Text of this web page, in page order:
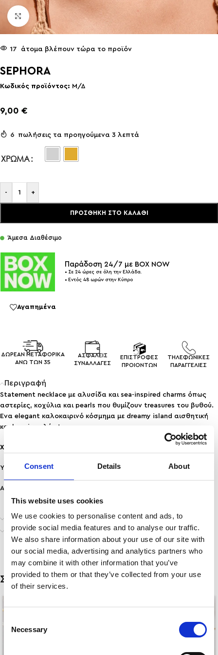
Consent Details About
This website uses cookies
We use cookies to personalise content and ads, to
provide social media features and to analyse our traffic.
We also share information about your use of our site with
our social media, advertising and analytics partners who
may combine it with other information that you’ve
provided to them or that they’ve collected from your use
of their services.
Selection
Necessary
Click to enlarge
17 άτομα βλέπουν τώρα το προϊόν
SEPHORA
Κωδικός προϊόντος: Μ/Δ
9,00 €
6 πωλήσεις τα προηγούμενα 3 λεπτά
ΧΡΏΜΑ
- +
ΠΡΟΣΘΉΚΗ ΣΤΟ ΚΑΛΆΘΙ
Άμεσα Διαθέσιμο
Παράδοση 24/7 με BOX NOW
• Σε 24 ώρες σε όλη την Ελλάδα.
• Εντός 48 ωρών στην Κύπρο
Αγαπημένα
ΔΩΡΕΑΝ ΜΕΤΑΦΟΡΙΚΑ
ΑΝΩ ΤΩΝ 35
ΑΣΦΑΛΕΙΣ
ΣΥΝΑΛΛΑΓEΣ
ΕΠΙΣΤΡΟΦΕΣ
ΠΡΟΙΟΝΤΩΝ
ΤΗΛΕΦΩΝΙΚΕΣ
ΠΑΡΑΓΓΕΛΙΕΣ
Περιγραφή
Statement necklace με αλυσίδα και sea-inspired charms όπως
αστερίες, κοχύλια και pearls που θυμίζουν treasures του βυθού.
Ένα elegant καλοκαιρινό κόσμημα με dreamy island αισθητική
και luxurious λάμψη.
Χαρακτηριστικά:
Υλικό: Ανοξείδωτο Ατσάλι
Ανθεκτικότητα: Ανθεκτικό σε νερό & άρωμα, δε μαυρίζει!
Επιπλέον πληροφορίες
Αποστολή & Παράδοση
Σχετικά προϊόντα